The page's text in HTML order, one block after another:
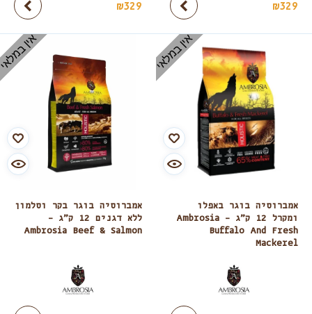
₪329
₪329
אמברוסיה בוגר באפלו
ומקרל 12 ק”ג – Ambrosia
Buffalo And Fresh
Mackerel
אין במלאי
אמברוסיה בוגר בקר וסלמון
ללא דגנים 12 ק”ג –
Ambrosia Beef & Salmon
אין